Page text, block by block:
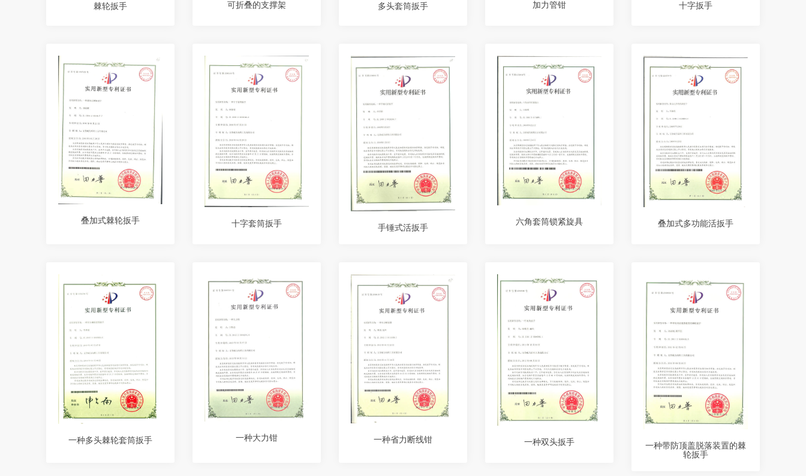
棘轮扳手 可折叠的支撑架 多头套筒扳手 加力管钳 十字扳手
叠加式棘轮扳手 十字套筒扳手 手锤式活扳手
六角套筒锁紧旋具 叠加式多功能活扳手
一种多头棘轮套筒扳手 一种大力钳 一种省力断线钳 一种双头扳手
一种带防顶盖脱落装置的棘
轮扳手